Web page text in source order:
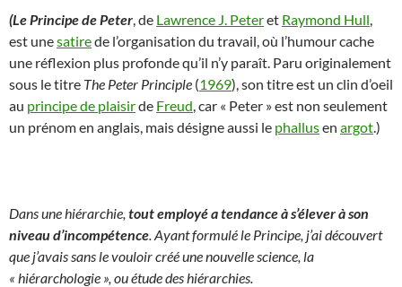
(Le Principe de Peter , de Lawrence J. Peteret Raymond Hull
est unesatirede l’organisation du travail, où l’humour cache
une réflexion plus profonde qu’il n’y paraît. Paru originalement
sous le titre The Peter Principle (1969), son titre est un clin d’oeil
au principe de plaisirde Freud , car « Peter » est non seulement
un prénom en anglais, mais désigne aussi le phallusen argot.)
Dans une hiérarchie, tout employé a tendance à s’élever à son
niveau d’incompétence Ayant formulé le Principe, j’ai découvert
que j’avais sans le vouloir créé une nouvelle science, la
« hiérarchologie », ou étude des hiérarchies.